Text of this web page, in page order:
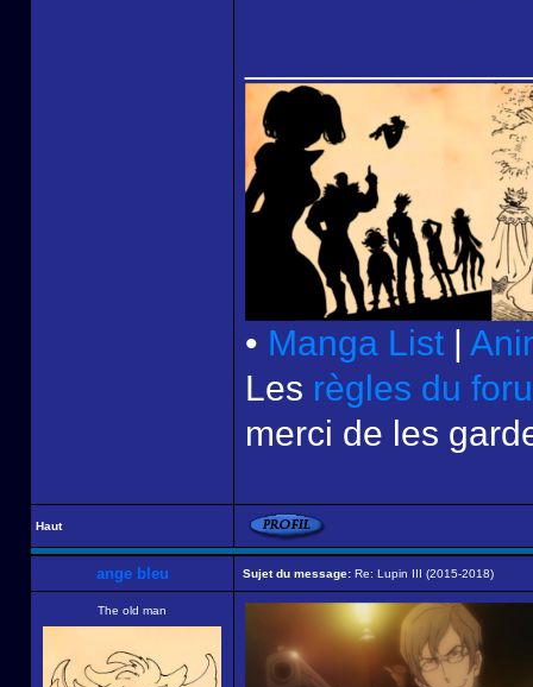
• Manga List |
Les règles du
merci de les
Haut
ange bleu Sujet du message: Re: Lupin III (2015-2018)
The old man